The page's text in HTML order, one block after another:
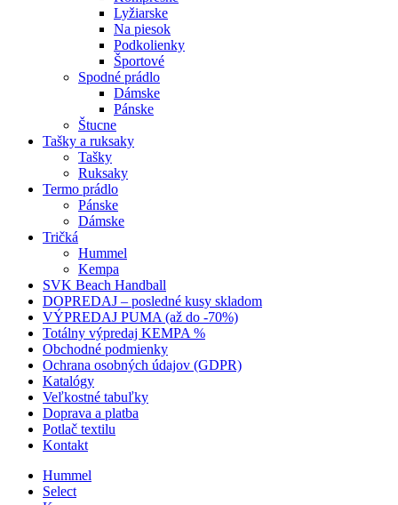
Lyžiarske
Na piesok
Podkolienky
Športové
Spodné prádlo
Dámske
Pánske
Štucne
Tašky a ruksaky
Tašky
Ruksaky
Termo prádlo
Pánske
Dámske
Tričká
Hummel
Kempa
SVK Beach Handball
DOPREDAJ – posledné kusy skladom
VÝPREDAJ PUMA (až do -70%)
Totálny výpredaj KEMPA %
Obchodné podmienky
Ochrana osobných údajov (GDPR)
Katalógy
Veľkostné tabuľky
Doprava a platba
Potlač textilu
Kontakt
Hummel
Select